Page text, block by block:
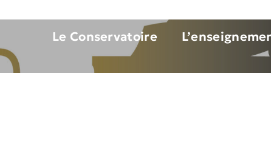
Le Conservatoire